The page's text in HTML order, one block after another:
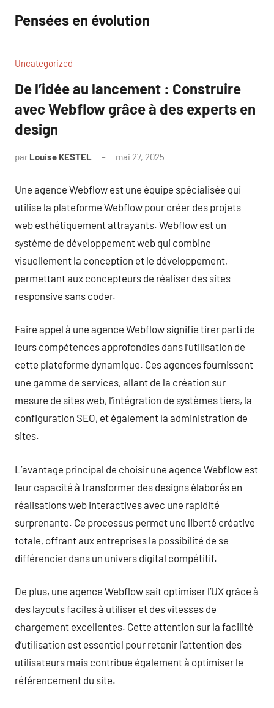
contenu
Pensées en évolution
Uncategorized
De l’idée au lancement : Construire
avec Webflow grâce à des experts en
design
par Louise KESTEL mai 27, 2025
Une agence Webflow est une équipe spécialisée qui
utilise la plateforme Webflow pour créer des projets
web esthétiquement attrayants. Webflow est un
système de développement web qui combine
visuellement la conception et le développement,
permettant aux concepteurs de réaliser des sites
responsive sans coder.
Faire appel à une agence Webflow signifie tirer parti de
leurs compétences approfondies dans l’utilisation de
cette plateforme dynamique. Ces agences fournissent
une gamme de services, allant de la création sur
mesure de sites web, l’intégration de systèmes tiers, la
configuration SEO, et également la administration de
sites.
L’avantage principal de choisir une agence Webflow est
leur capacité à transformer des designs élaborés en
réalisations web interactives avec une rapidité
surprenante. Ce processus permet une liberté créative
totale, offrant aux entreprises la possibilité de se
différencier dans un univers digital compétitif.
De plus, une agence Webflow sait optimiser l’UX grâce à
des layouts faciles à utiliser et des vitesses de
chargement excellentes. Cette attention sur la facilité
d’utilisation est essentiel pour retenir l’attention des
utilisateurs mais contribue également à optimiser le
référencement du site.